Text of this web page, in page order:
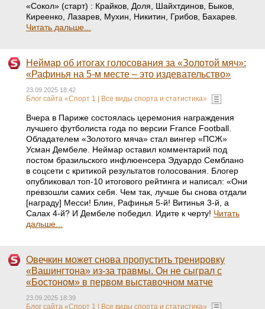
«Сокол» (старт) : Крайков, Доля, Шайхтдинов, Быков,
Киреенко, Лазарев, Мухин, Никитин, Грибов, Бахарев.
Читать дальше...
Неймар об итогах голосования за «Золотой мяч»:
«Рафинья на 5-м месте – это издевательство»
23.09.2025 18:42
Блог сайта «Спорт 1 | Все виды спорта и статистика»
Вчера в Париже состоялась церемония награждения
лучшего футболиста года по версии France Football.
Обладателем «Золотого мяча» стал вингер «ПСЖ»
Усман Дембеле. Неймар оставил комментарий под
постом бразильского инфлюенсера Эдуардо Семблано
в соцсети с критикой результатов голосования. Блогер
опубликовал топ-10 итогового рейтинга и написал: «Они
превзошли самих себя. Чем так, лучше бы снова отдали
[награду] Месси! Блин, Рафинья 5-й! Витинья 3-й, а
Салах 4-й? И Дембеле победил. Идите к черту! Читать
дальше...
Овечкин может снова пропустить тренировку
«Вашингтона» из-за травмы. Он не сыграл с
«Бостоном» в первом выставочном матче
23.09.2025 18:39
Блог сайта «Спорт 1 | Все виды спорта и статистика»